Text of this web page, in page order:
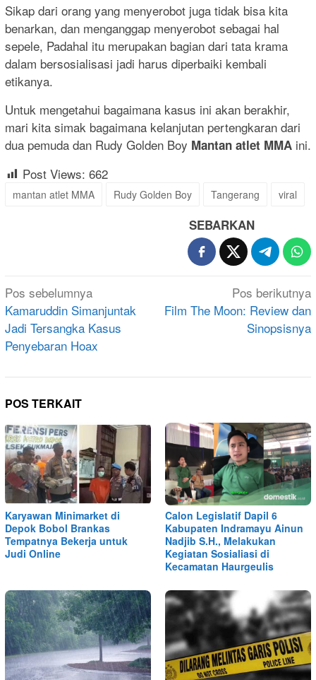
Sikap dari orang yang menyerobot juga tidak bisa kita
benarkan, dan menganggap menyerobot sebagai hal
sepele, Padahal itu merupakan bagian dari tata krama
dalam bersosialisasi jadi harus diperbaiki kembali
etikanya.
Untuk mengetahui bagaimana kasus ini akan berakhir,
mari kita simak bagaimana kelanjutan pertengkaran dari
dua pemuda dan Rudy Golden Boy Mantan atlet MMA ini.
Post Views: 662
mantan atlet MMA Rudy Golden Boy Tangerang viral
SEBARKAN
Navigasi
pos
Pos sebelumnya
Kamaruddin Simanjuntak
Jadi Tersangka Kasus
Penyebaran Hoax
Pos berikutnya
Film The Moon: Review dan
Sinopsisnya
POS TERKAIT
Karyawan Minimarket di
Depok Bobol Brankas
Tempatnya Bekerja untuk
Judi Online
Calon Legislatif Dapil 6
Kabupaten Indramayu Ainun
Nadjib S.H., Melakukan
Kegiatan Sosialiasi di
Kecamatan Haurgeulis